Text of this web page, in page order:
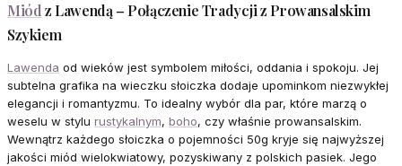
Miódz Lawendą – Połączenie Tradycji z Prowansalskim
Szykiem
Lawenda od wieków jest symbolem miłości, oddania i spokoju. Jej
subtelna grafika na wieczku słoiczka dodaje upominkom niezwykłej
elegancji i romantyzmu. To idealny wybór dla par, które marzą o
weselu w stylu rustykalnym, boho, czy właśnie prowansalskim.
Wewnątrz każdego słoiczka o pojemności 50g kryje się najwyższej
jakości miód wielokwiatowy, pozyskiwany z polskich pasiek. Jego